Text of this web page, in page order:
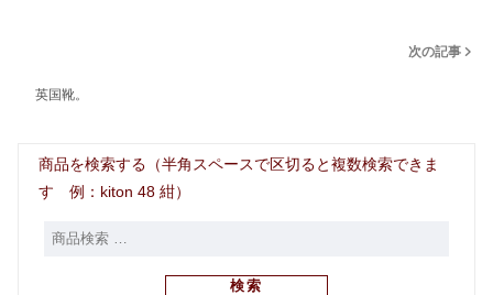
次の記事
英国靴。
商品を検索する（半角スペースで区切ると複数検索できま
す 例：kiton 48 紺）
検索